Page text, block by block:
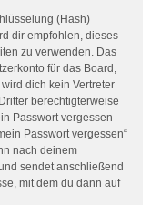
(Hash)
dir empfohlen, dieses
zu verwenden. Das
für das Board,
dich kein Vertreter
berechtigterweise
Passwort vergessen
Passwort vergessen“
nach deinem
sendet anschließend
mit dem du dann auf